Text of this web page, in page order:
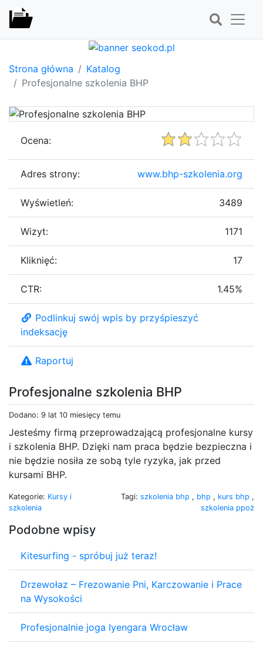
Strona główna
Katalog
Profesjonalne szkolenia BHP
Profesjonalne szkolenia BHP
Dodano: 9 lat 10 miesięcy temu
Jesteśmy firmą przeprowadzającą profesjonalne kursy
i szkolenia BHP. Dzięki nam praca będzie bezpieczna i
nie będzie nosiła ze sobą tyle ryzyka, jak przed
kursami BHP.
Kategorie: Kursy i
szkolenia
Tagi: szkolenia bhp , bhp , kurs bhp ,
szkolenia ppoż
Podobne wpisy
Kitesurfing - spróbuj już teraz!
Drzewołaz – Frezowanie Pni, Karczowanie i Prace
na Wysokości
Profesjonalnie joga Iyengara Wrocław
Ocena:
Adres strony: www.bhp-szkolenia.org
Wyświetleń: 3489
Wizyt: 1171
Kliknięć: 17
CTR: 1.45%
Podlinkuj swój wpis by przyśpieszyć
indeksację
Raportuj